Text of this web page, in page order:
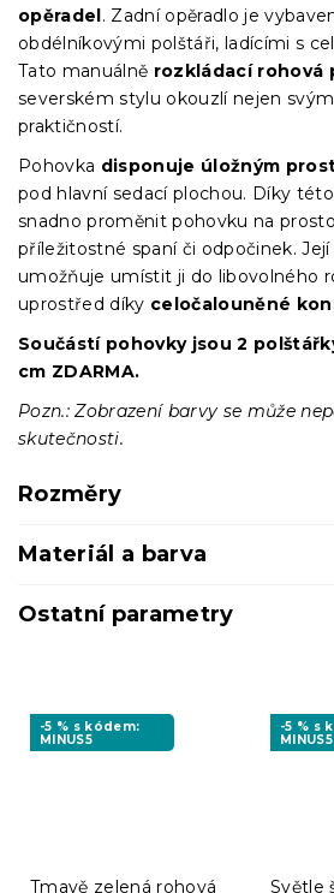
opěradel. Zadní opěradlo je
obdélníkovými polštáři, ladícími s
Tato manuálně rozkládací rohová
severském stylu okouzlí nejen
praktičností.
Pohovka disponuje úložným
pod hlavní sedací plochou. Díky
snadno proměnit pohovku na
příležitostné spaní či odpočinek. Její
umožňuje umístit ji do libovolného
uprostřed díky celočalouněné
Součástí pohovky jsou 2
cm ZDARMA.
Pozn.: Zobrazení barvy se může
skutečnosti.
Rozměry
Materiál a barva
Ostatní parametry
-5 % s kódem:
MINUS5
Tmavě zelená rohová
-5 % s
MINUS5
Světle